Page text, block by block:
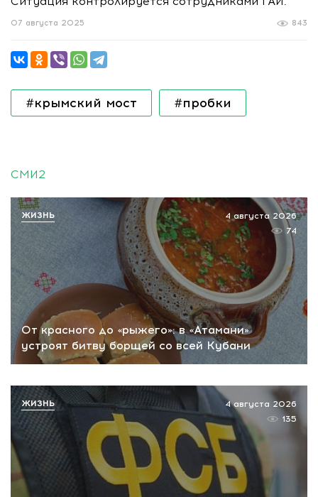
843
07 августа 2025
#крымский мост #пробки
СМИ2
От красного до «рыжего»: в «Атамани»
устроят битву борщей со всей Кубани
4 августа 2026
74
ЖИЗНЬ
4 августа 2026
135
ЖИЗНЬ